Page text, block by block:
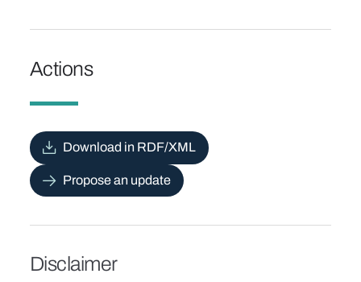
Actions
Download in RDF/XML
Propose an update
Disclaimer